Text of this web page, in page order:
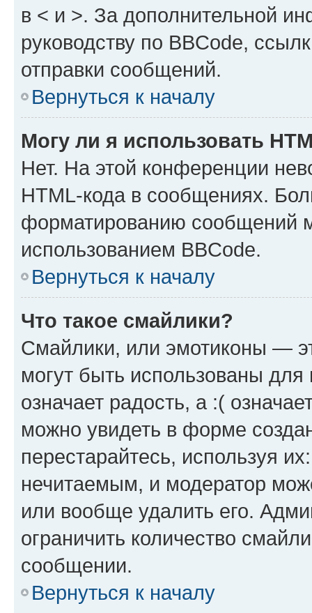
в < и >. За дополнительной
руководству по BBCode,
отправки сообщений.
Вернуться к началу
Могу ли я использовать
Нет. На этой конференции
HTML-кода в сообщениях.
форматированию сообщений
использованием BBCode.
Вернуться к началу
Что такое смайлики?
Смайлики, или эмотиконы —
могут быть использованы
означает радость, а :(
можно увидеть в форме
перестарайтесь, используя
нечитаемым, и модератор
или вообще удалить его.
ограничить количество
сообщении.
Вернуться к началу